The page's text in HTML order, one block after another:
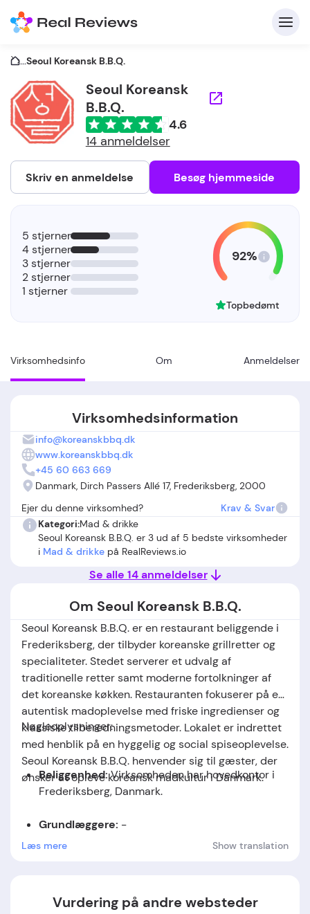
...Seoul Koreansk B.B.Q.
Seoul Koreansk
B.B.Q.
4.6
14 anmeldelser
Skriv en anmeldelse Besøg hjemmeside
Virksomhedsinfo Om Anmeldelser
5 stjerner
4 stjerner
3 stjerner
2 stjerner
1 stjerner
92%
Topbedømt
Virksomhedsinformation
info@koreanskbbq.dk
www.koreanskbbq.dk
+45 60 663 669
Danmark, Dirch Passers Allé 17, Frederiksberg, 2000
Ejer du denne virksomhed?
Krav & Svar
Kategori:Mad & drikke
Seoul Koreansk B.B.Q. er 3 ud af 5 bedste virksomheder
i Mad & drikke på RealReviews.io
Se alle 14 anmeldelser
Om Seoul Koreansk B.B.Q.
Seoul Koreansk B.B.Q. er en restaurant beliggende i
Frederiksberg, der tilbyder koreanske grillretter og
specialiteter. Stedet serverer et udvalg af
traditionelle retter samt moderne fortolkninger af
det koreanske køkken. Restauranten fokuserer på en
autentisk madoplevelse med friske ingredienser og
klassiske tilberedningsmetoder. Lokalet er indrettet
med henblik på en hyggelig og social spiseoplevelse.
Seoul Koreansk B.B.Q. henvender sig til gæster, der
ønsker at opleve koreansk madkultur i Danmark.
Nøgleoplysninger:
Beliggenhed:Virksomheden har hovedkontor i
Frederiksberg, Danmark.
Grundlæggere: -
Læs mere Show translation
Vurdering på andre websteder